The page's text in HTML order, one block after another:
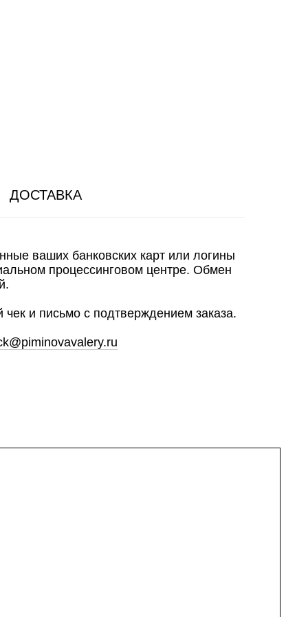
ДОСТАВКА
ваших банковских карт или логины
процессинговом центре. Обмен
и письмо с подтверждением заказа.
и сроки доставки по России
доставки будет отправлен вам на почту